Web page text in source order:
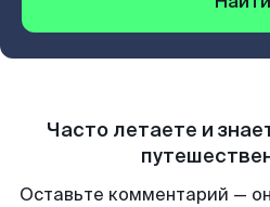
Часто летаете и
Оставьте комментарий —